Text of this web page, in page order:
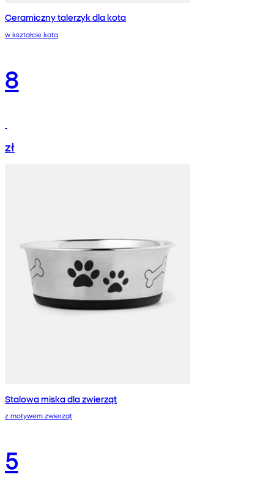
Ceramiczny talerzyk dla kota
w kształcie kota
8
zł
Stalowa miska dla zwierząt
z motywem zwierząt
5